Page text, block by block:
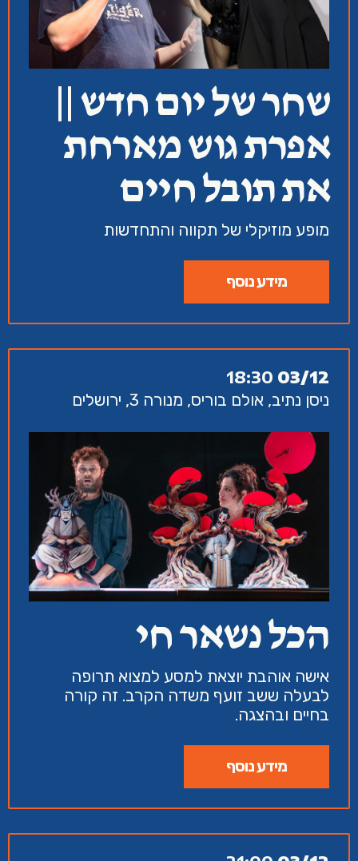
שחר של יום חדש ||
אפרת גוש מארחת
את תובל חיים
מופע מוזיקלי של תקווה והתחדשות
מידע נוסף
03/12
18:30
ניסן נתיב, אולם בוריס, מנורה 3, ירושלים
הכל נשאר חי
אישה אוהבת יוצאת למסע למצוא תרופה
לבעלה ששב זועף משדה הקרב. זה קורה
בחיים ובהצגה.
מידע נוסף